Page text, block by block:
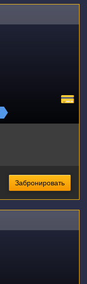
Забронировать